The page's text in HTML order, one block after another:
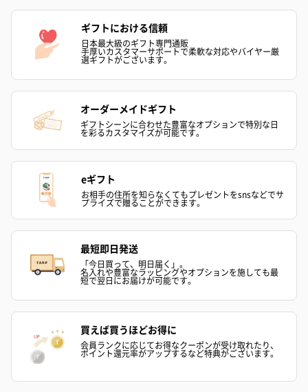
愛らしいぬいぐるみを同梱してお届けします。
誕生日・記念日・出産祝いなどのシーンにおすすめです。
フラワーテディベア
（2,390円）
テディベア（バニラ）
テディベア（
紅茶・コーヒー・スイーツ
紅茶・コーヒー・スイーツを同梱してお届けいたします。ギフト
への＋αにおすすめです。
ギフトにおける信頼
日本最大級のギフト専門通販
手厚いカスタマーサポートで柔軟な対応やバイヤー厳
選ギフトがございます。
オーダーメイドギフト
ギフトシーンに合わせた豊富なオプションで特別な日
を彩るカスタマイズが可能です。
eギフト
お相手の住所を知らなくてもプレゼントをsnsなどでサ
プライズで贈ることができます。
最短即日発送
「今日買って、明日届く」。
名入れや豊富なラッピングやオプションを施しても最
短で翌日にお届けが可能です。
買えば買うほどお得に
会員ランクに応じてお得なクーポンが受け取れたり、
ポイント還元率がアップするなど特典がございます。